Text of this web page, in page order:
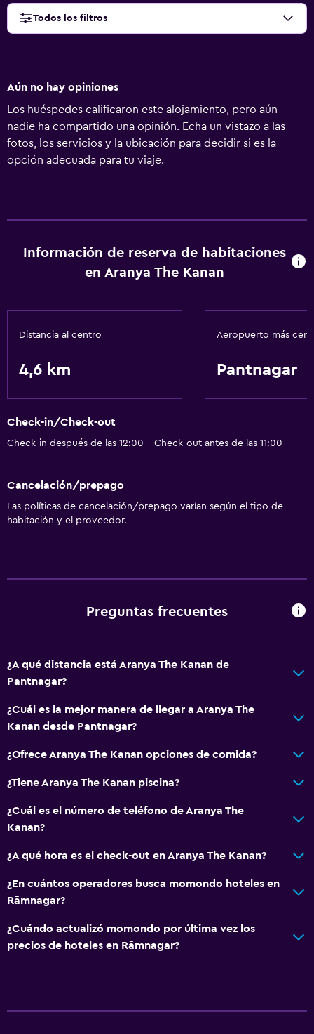
Todos los filtros
Aún no hay opiniones
Los huéspedes calificaron este alojamiento, pero aún
nadie ha compartido una opinión. Echa un vistazo a las
fotos, los servicios y la ubicación para decidir si es la
opción adecuada para tu viaje.
Información de reserva de habitaciones
en Aranya The Kanan
Distancia al centro
4,6 km
Aeropuerto más
Pantnagar
Check-in/Check-out
Check-in después de las 12:00 - Check-out antes de las 11:00
Cancelación/prepago
Las políticas de cancelación/prepago varían según el tipo de
habitación y el proveedor.
Preguntas frecuentes
¿A qué distancia está Aranya The Kanan de
Pantnagar?
¿Cuál es la mejor manera de llegar a Aranya The
Kanan desde Pantnagar?
¿Ofrece Aranya The Kanan opciones de comida?
¿Tiene Aranya The Kanan piscina?
¿Cuál es el número de teléfono de Aranya The
Kanan?
¿A qué hora es el check-out en Aranya The Kanan?
¿En cuántos operadores busca momondo hoteles en
Rāmnagar?
¿Cuándo actualizó momondo por última vez los
precios de hoteles en Rāmnagar?